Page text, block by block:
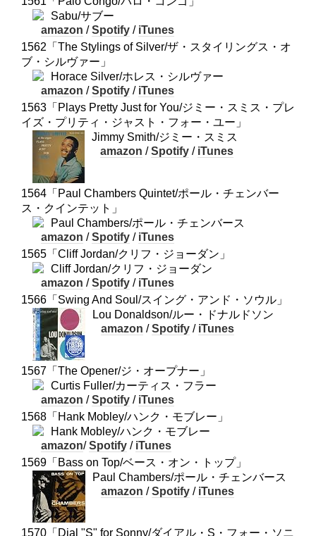
Sabu/サブー
amazon /Spotify / iTunes
1562「The Stylings of Silver/ザ・スタイリングス・オ
ブ・シルヴァー」
Horace Silver/ホレス・シルヴァー
amazon /Spotify / iTunes
1563「Plays Pretty Just for You/ジミー・スミス・プレ
イズ・プリティ・ジャスト・フォー・ユー」
Jimmy Smith/ジミー・スミス
amazon /Spotify / iTunes
1564「Paul Chambers Quintet/ポール・チェンバー
ス・クインテット」
Paul Chambers/ポール・チェンバース
amazon /Spotify / iTunes
1565「Cliff Jordan/クリフ・ジョーダン」
Cliff Jordan/クリフ・ジョーダン
amazon /Spotify / iTunes
1566「Swing And Soul/スイング・アンド・ソウル」
Lou Donaldson/ルー・ドナルドソン
amazon /Spotify / iTunes
1567「The Opener/ジ・オープナー」
Curtis Fuller/カーティス・フラー
amazon /Spotify / iTunes
1568「Hank Mobley/ハンク・モブレー」
Hank Mobley/ハンク・モブレー
amazon/Spotify / iTunes
1569「Bass on Top/ベース・オン・トップ」
Paul Chambers/ポール・チェンバース
amazon /Spotify / iTunes
1570「Dial "S" for Sonny/ダイアル・S・フォー・ソニ